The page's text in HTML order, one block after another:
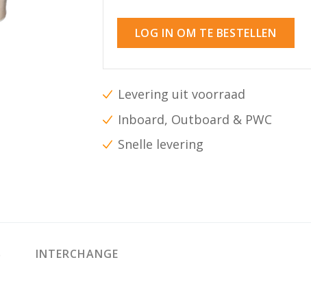
LOG IN OM TE BESTELLEN
Levering uit voorraad
Inboard, Outboard & PWC
Snelle levering
INTERCHANGE